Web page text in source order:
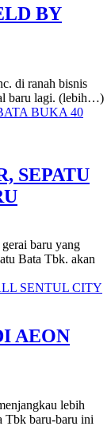
BY
di ranah bisnis
baru lagi. (lebih…)
SEPATU
baru yang
Bata Tbk. akan
AEON
lebih
Tbk baru-baru ini